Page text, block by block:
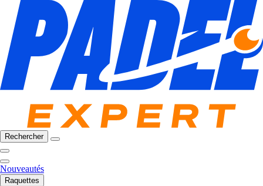
Rechercher
Nouveautés
Raquettes